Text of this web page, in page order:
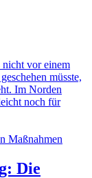
vor einem
müsste,
Im Norden
noch für
Die